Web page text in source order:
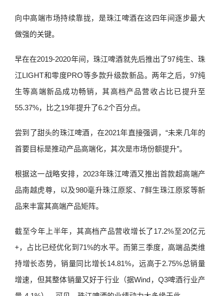
向中高端市场持续靠拢，是珠江啤酒在这四年间逐步最大
做强的关键。
早在在2019-2020年间，珠江啤酒就先后推出了97纯生、珠
江LIGHT和零度PRO等多款升级款新品。两年之后，97纯
生等高端新品成功畅销，其高档产品营收占比已提升至
55.37%，比之19年提升了6.2个百分点。
尝到了甜头的珠江啤酒，在2021年直接强调，“未来几年的
首要目标是推动产品高端化，其次是市场份额提升”。
根据这一战略安排，2023年珠江啤酒又推出首款超高端产
品南越虎尊，以及980毫升珠江原浆、7鲜生珠江原浆等新
品来丰富其高端产品矩阵。
截至今年上半年，其高档产品营收增长了17.2%至20亿元
+，占比已经优化到71%的水平。而第三季度，高端品类维
持增长态势，销量同比增长14.81%，远高于2.75%总销量
增速，但其整体销量又好于行业（据Wind，Q3啤酒行业产